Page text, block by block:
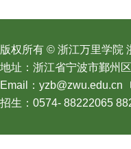
版权所有 © 浙江万里学院
地址：浙江省宁波市鄞州
Email：yzb@zwu.edu.cn
招生：0574- 88222065